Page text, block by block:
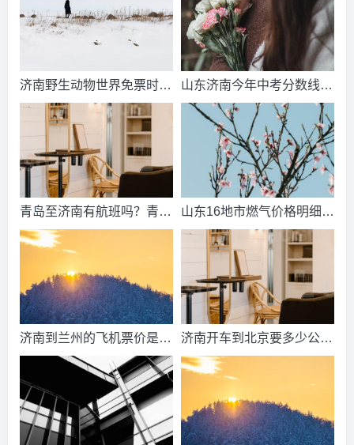
济南野生动物世界免票时
间？济南动物王国票价？
山东济南今年中考分数线出
来了吗？济南中考总分多
青岛至济南有航班吗？青岛
到济南的高铁票多钱？
山东16地市燃气价格明细？
2021山东天然气费收费标
济南到兰州的飞机票价是多
少？济南到兰州飞机要多
久？
济南开车到北京要多少公
里、时间、过路费、油钱？